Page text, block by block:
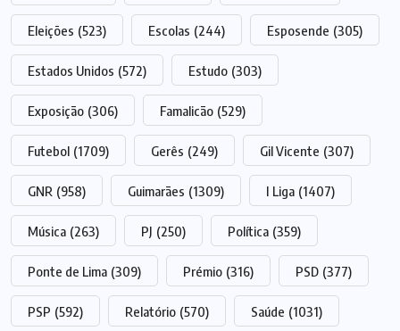
Eleições (523) Escolas (244) Esposende (305)
Estados Unidos (572) Estudo (303)
Exposição (306) Famalicão (529)
Futebol (1709) Gerês (249) Gil Vicente (307)
GNR (958) Guimarães (1309) I Liga (1407)
Música (263) PJ (250) Política (359)
Ponte de Lima (309) Prémio (316) PSD (377)
PSP (592) Relatório (570) Saúde (1031)